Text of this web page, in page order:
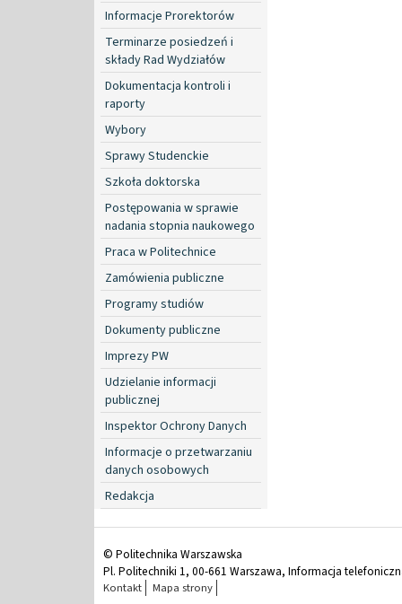
Informacje Prorektorów
Terminarze posiedzeń i
składy Rad Wydziałów
Dokumentacja kontroli i
raporty
Wybory
Sprawy Studenckie
Szkoła doktorska
Postępowania w sprawie
nadania stopnia naukowego
Praca w Politechnice
Zamówienia publiczne
Programy studiów
Dokumenty publiczne
Imprezy PW
Udzielanie informacji
publicznej
Inspektor Ochrony Danych
Informacje o przetwarzaniu
danych osobowych
Redakcja
© Politechnika Warszawska
Pl. Politechniki 1, 00-661 Warszawa, Informacja
Kontakt Mapa strony